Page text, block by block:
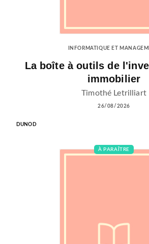
INFORMATIQUE ET
La boîte à outils de
immobilier
Timothé Letrilliart
26/08/2026
DUNOD
À PARAÎTRE